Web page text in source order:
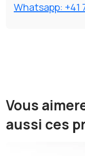
Whatsapp: +41
Vous
aussi ces